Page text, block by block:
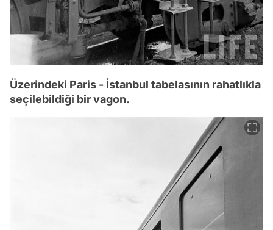
Üzerindeki Paris - İstanbul tabelasının rahatlıkla
seçilebildiği bir vagon.